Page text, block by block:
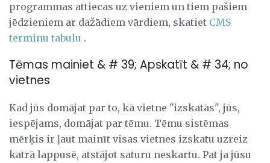
programmas attiecas uz vieniem un tiem pašiem
jēdzieniem ar dažādiem vārdiem, skatiet CMS
terminu tabulu .
Tēmas mainiet & # 39; Apskatīt & # 34; no
vietnes
Kad jūs domājat par to, kā vietne "izskatās", jūs,
iespējams, domājat par tēmu. Tēmu sistēmas
mērķis ir ļaut mainīt visas vietnes izskatu uzreiz
katrā lappusē, atstājot saturu neskartu. Pat ja jūsu